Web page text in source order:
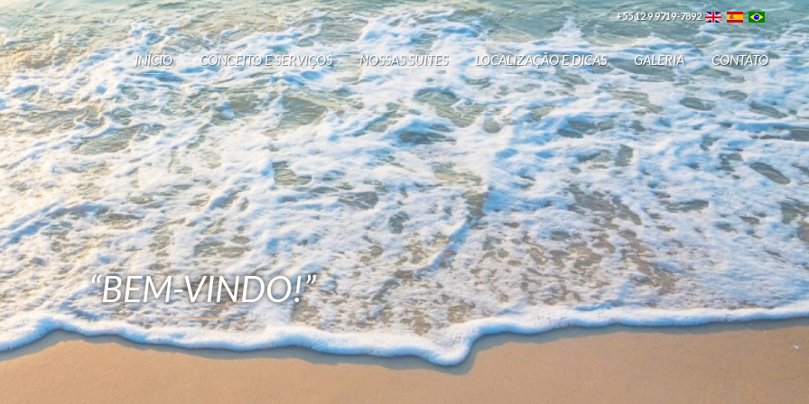
“BEM-VINDO!”
LUGAR PARA SE DIVERTIR!”
+55 12 9 9719-7892
INÍCIO CONCEITO E SERVIÇOS NOSSAS SUÍTES LOCALIZAÇÃO E DICAS GALERIA CONTATO